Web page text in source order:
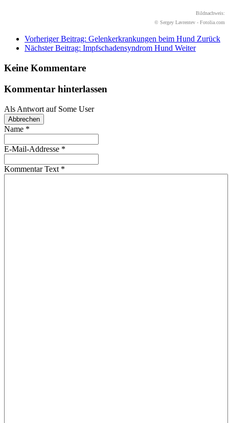
Bildnachweis:
© Sergey Lavrentev - Fotolia.com
Vorheriger Beitrag: Gelenkerkrankungen beim Hund Zurück
Nächster Beitrag: Impfschadensyndrom Hund Weiter
Keine Kommentare
Kommentar hinterlassen
Als Antwort auf Some User
Abbrechen
Name *
E-Mail-Addresse *
Kommentar Text *